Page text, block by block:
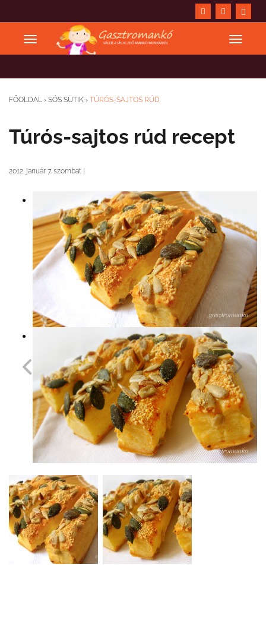
FŐOLDAL › SÓS SÜTIK › TÚRÓS-SAJTOS RÚD
Túrós-sajtos rúd recept
2012. január 7. szombat |